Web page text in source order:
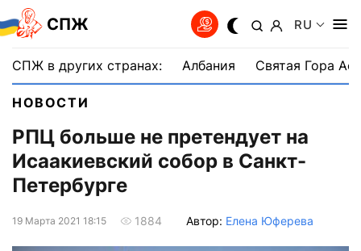
СПЖ RU
СПЖ в других странах: Албания Святая Гора
НОВОСТИ
РПЦ больше не претендует на
Исаакиевский собор в Санкт-
Петербурге
19 Марта 2021 18:15 1884 Автор: Елена Юферева